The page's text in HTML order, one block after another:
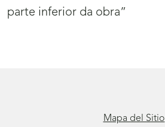
parte inferior da obra”
Mapa del Sitio